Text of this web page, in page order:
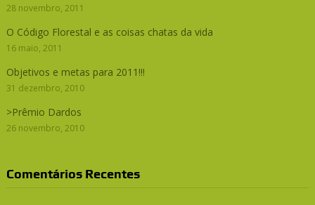
28 novembro, 2011
O Código Florestal e as coisas chatas da vida
16 maio, 2011
Objetivos e metas para 2011!!!
31 dezembro, 2010
>Prêmio Dardos
26 novembro, 2010
Comentários Recentes